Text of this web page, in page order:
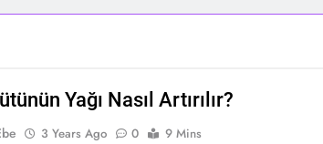
Yağı Nasıl Artırılır?
3 Years Ago 0
9 Mins